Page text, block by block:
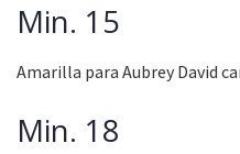
Min. 15
Amarilla para Aubrey David
Min. 18